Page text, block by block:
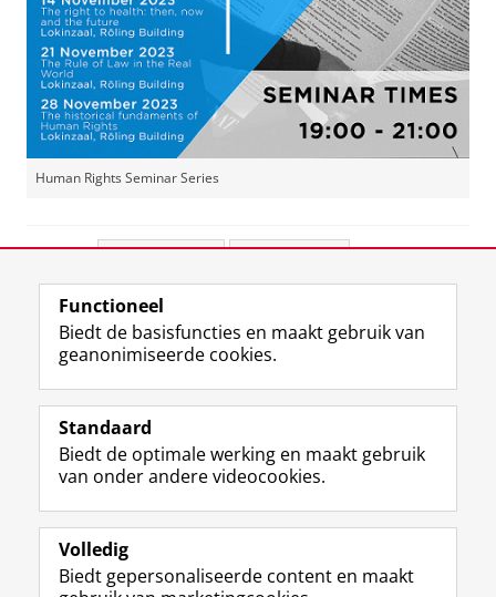
Human Rights Seminar Series
View this page in:
Volg de RUG
F
a
e
b
o
p
a
L
i
k
e
I
-
p
R
S
-
f
e
R
i
I
n
t
r
m
-
Y
o
T
e
k
a
Studiekiezers
Alumni
Over ons
Functioneel
Biedt de basisfuncties en maakt gebruik van
geanonimiseerde cookies.
Standaard
Biedt de optimale werking en maakt gebruik
van onder andere videocookies.
Volledig
Biedt gepersonaliseerde content en maakt